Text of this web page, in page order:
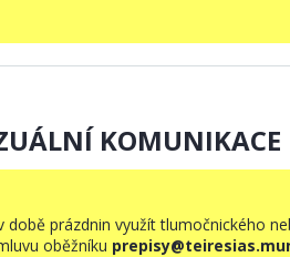
KOMUNIKACE
době prázdnin využít tlumočnického
oběžníku